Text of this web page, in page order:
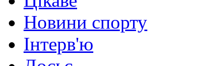
Новини спорту
Інтерв'ю